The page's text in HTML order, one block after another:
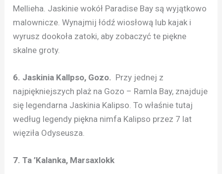
Mellieha. Jaskinie wokół Paradise Bay są wyjątkowo
malownicze. Wynajmij łódź wiosłową lub kajak i
wyrusz dookoła zatoki, aby zobaczyć te piękne
skalne groty.
6. Jaskinia Kallpso, Gozo. Przy jednej z
najpiękniejszych plaż na Gozo – Ramla Bay, znajduje
się legendarna Jaskinia Kalipso. To właśnie tutaj
według legendy piękna nimfa Kalipso przez 7 lat
więziła Odyseusza.
7. Ta ’Kalanka, Marsaxlokk